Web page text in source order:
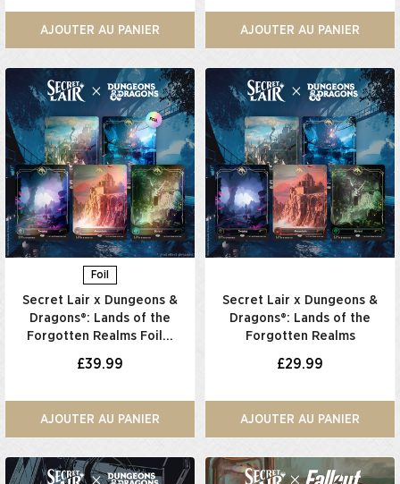
AJOUTER AU PANIER AJOUTER AU PANIER
Foil
Secret Lair x Dungeons &
Dragons®: Lands of the
Forgotten Realms Foil…
£39.99
AJOUTER AU PANIER
Secret Lair x Dungeons &
Dragons®: Lands of the
Forgotten Realms
£29.99
AJOUTER AU PANIER